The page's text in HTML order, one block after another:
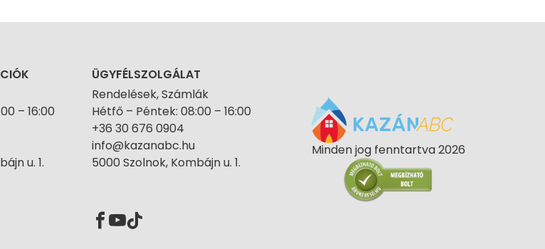
– 16:00
u. 1.
ÜGYFÉLSZOLGÁLAT
Rendelések, Számlák
Hétfő – Péntek: 08:00 – 16:00
+36 30 676 0904
info@kazanabc.hu
5000 Szolnok, Kombájn u. 1.
Minden jog fenntartva 2026